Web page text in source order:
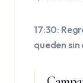
17:30:
queden sin